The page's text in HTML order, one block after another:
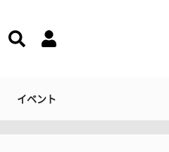
イベント